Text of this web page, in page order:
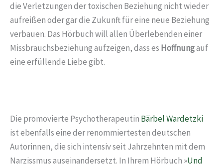
die Verletzungen der toxischen Beziehung nicht wieder
aufreißen oder gar die Zukunft für eine neue Beziehung
verbauen. Das Hörbuch will allen Überlebenden einer
Missbrauchsbeziehung aufzeigen, dass es Hoffnungauf
eine erfüllende Liebe gibt.
Die promovierte Psychotherapeutin Bärbel Wardetzki
ist ebenfalls eine der renommiertesten deutschen
Autorinnen, die sich intensiv seit Jahrzehnten mit dem
Narzissmus auseinandersetzt. In Ihrem Hörbuch »Und